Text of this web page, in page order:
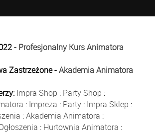
- Profesjonalny Kurs Animatora
Zastrzeżone -Akademia Animatora
Impra Shop : Party Shop :
: Impreza : Party : Impra Sklep :
:Akademia Animatora :
: Hurtownia Animatora :